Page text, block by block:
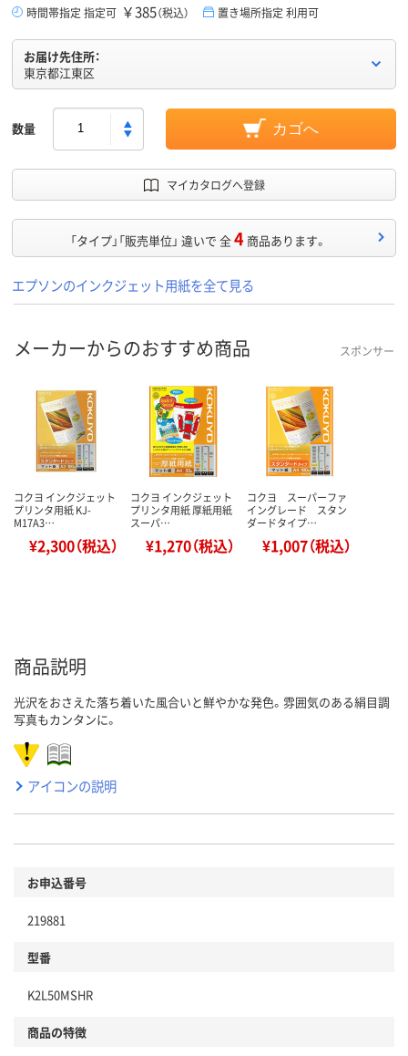
時間帯指定 指定可 ￥385（税込） 置き場所指定 利用可
お届け先住所：
東京都江東区
数量 カゴへ
マイカタログへ登録
「タイプ」「販売単位」 違いで 全4 商品あります。
エプソンのインクジェット用紙を全て見る
メーカーからのおすすめ商品 スポンサー
コクヨ インクジェット
プリンタ用紙 KJ-
M17A3…
¥2,300（税込）
コクヨ インクジェット
プリンタ用紙 厚紙用紙
スーパ…
¥1,270（税込）
コクヨ スーパーファ
イングレード スタン
ダードタイプ…
¥1,007（税込）
商品説明
光沢をおさえた落ち着いた風合いと鮮やかな発色。雰囲気のある絹目調
写真もカンタンに。
アイコンの説明
お申込番号
219881
型番
K2L50MSHR
商品の特徴